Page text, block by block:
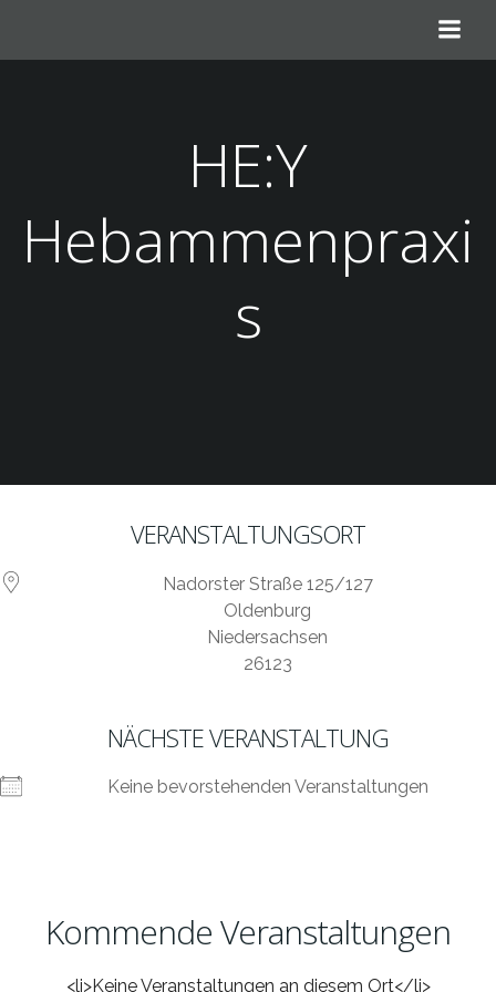
springen
HE:Y
Hebammenpraxi
s
VERANSTALTUNGSORT
Nadorster Straße 125/127
Oldenburg
Niedersachsen
26123
NÄCHSTE VERANSTALTUNG
Keine bevorstehenden Veranstaltungen
Kommende Veranstaltungen
<li>Keine Veranstaltungen an diesem Ort</li>